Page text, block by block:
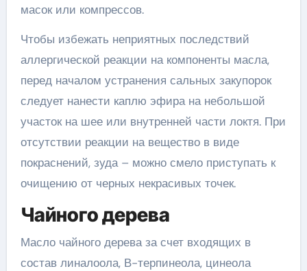
масок или компрессов.
Чтобы избежать неприятных последствий
аллергической реакции на компоненты масла,
перед началом устранения сальных закупорок
следует нанести каплю эфира на небольшой
участок на шее или внутренней части локтя. При
отсутствии реакции на вещество в виде
покраснений, зуда – можно смело приступать к
очищению от черных некрасивых точек.
Чайного дерева
Масло чайного дерева за счет входящих в
состав линалоола, В-терпинеола, цинеола